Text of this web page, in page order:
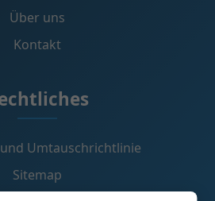
Über uns
Kontakt
Umtauschrichtlinie
Sitemap